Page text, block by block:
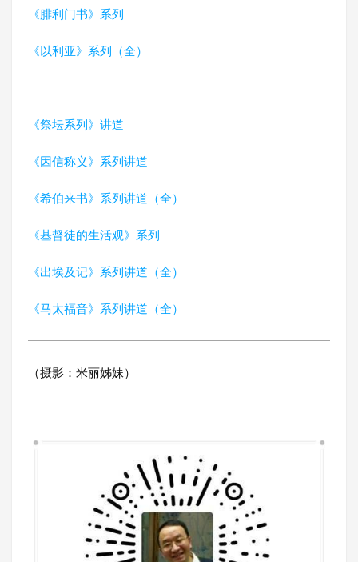
《腓利门书》系列
《以利亚》系列（全）
《祭坛系列》讲道
《因信称义》系列讲道
《希伯来书》系列讲道（全）
《基督徒的生活观》系列
《出埃及记》系列讲道（全）
《马太福音》系列讲道（全）
（摄影：米丽姊妹）